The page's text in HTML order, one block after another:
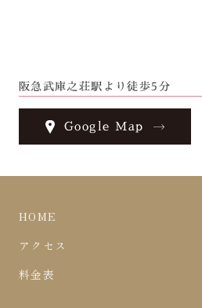
阪急武庫之荘駅より徒歩5分
Google Map
HOME
アクセス
料金表